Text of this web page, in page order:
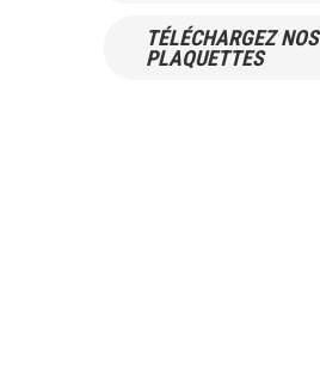
TÉLÉCHARGEZ NOS
PLAQUETTES